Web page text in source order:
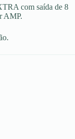
com saída de 8
AMP.